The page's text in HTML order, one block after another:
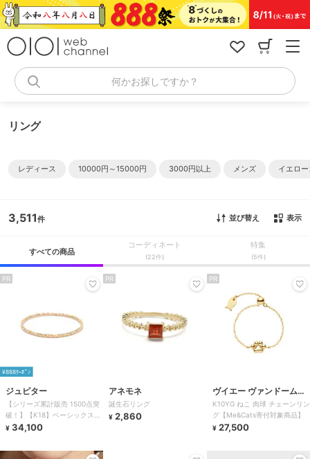
コ
ン
何かお探しですか？
リング
レディース 10000円～15000円 3000円以上 メンズ イエロ
3,511 並び替え 表示
すべての商品
コーディネート
(22件)
特集
(5件)
PR
¥888ｸｰﾎﾟﾝ
ジュピター
【シリーズ累計販売 1500点突
破！】【K18】ベーシックスリ
ムリング/good-luck
¥ 34,100
PR
アネモネ
誕生石リング
¥ 2,860
PR
ヴイエー ヴァンドーム青
山
K10YG ねこ 肉球 チェーンリン
グ【Me&Cats寄付対象商品】
¥ 27,500